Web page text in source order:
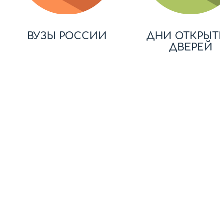
ВУЗЫ РОССИИ
ДНИ
ДВЕРЕЙ